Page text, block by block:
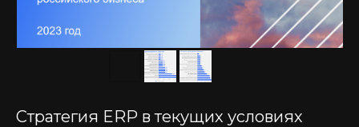
Стратегия ERP в текущих условиях